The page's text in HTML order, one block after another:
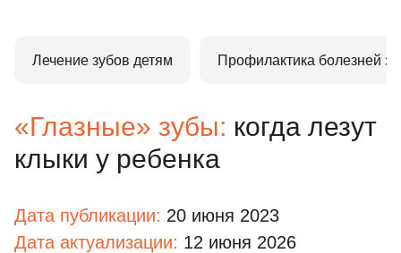
Лечение зубов детям Профилактика болезней
«Глазные» зубы: когда лезут
клыки у ребенка
Дата публикации: 20 июня 2023
Дата актуализации: 12 июня 2026